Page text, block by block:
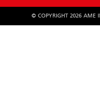
© COPYRIGHT 2026 AME